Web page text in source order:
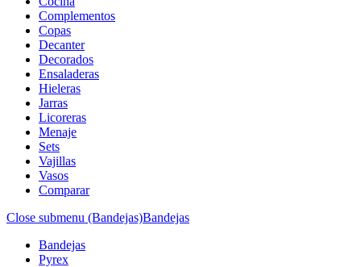
Complementos
Copas
Decanter
Decorados
Ensaladeras
Hieleras
Jarras
Licoreras
Menaje
Sets
Vajillas
Vasos
Comparar
Close submenu (Bandejas)Bandejas
Bandejas
Pyrex